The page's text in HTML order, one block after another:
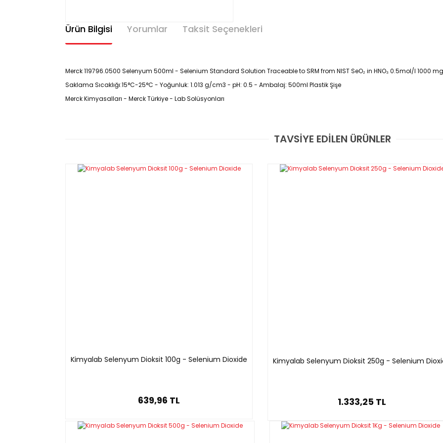
Ürün Bilgisi Yorumlar Taksit Seçenekleri
Merck 119796.0500 Selenyum 500ml - Selenium Standard Solution Traceable to SRM from NIST SeO₂ in HNO₃ 0.5mol/l 1000
Saklama Sıcaklığı:15°C-25°C - Yoğunluk: 1.013 g/cm3 - pH: 0.5 - Ambalaj: 500ml Plastik Şişe
Merck Kimyasalları - Merck Türkiye - Lab Solüsyonları
Bu ürüne ilk yorumu siz yapın!
Yorum Yaz
TAVSİYE EDİLEN ÜRÜNLER
Kimyalab Selenyum Dioksit 100g - Selenium Dioxide
639,96 TL
Kimyalab Selenyum Dioksit 250g - Selenium
1.333,25 TL